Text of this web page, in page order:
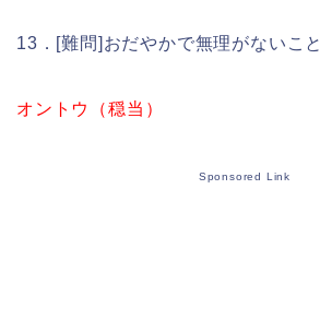
13．[難問]おだやかで無理がないこと
オントウ（穏当）
Sponsored Link